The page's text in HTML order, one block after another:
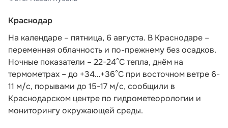
Краснодар
На календаре – пятница, 6 августа. В Краснодаре –
переменная облачность и по-прежнему без осадков.
Ночные показатели – 22-24°С тепла, днём на
термометрах – до +34…+36°С при восточном ветре 6-
11 м/с, порывами до 15-17 м/с, сообщили в
Краснодарском центре по гидрометеорологии и
мониторингу окружающей среды.